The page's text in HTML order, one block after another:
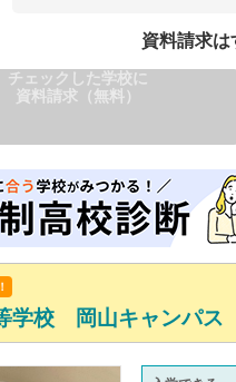
資料請求は
チェックした学校に
資料請求（無料）
学校 岡山キャンパス